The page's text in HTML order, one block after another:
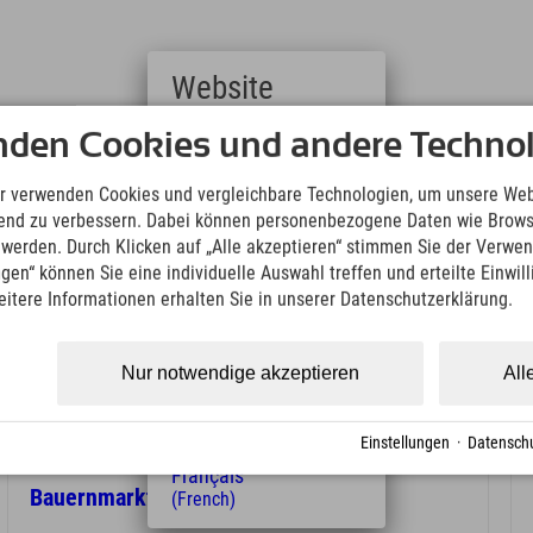
19.08.2026 16:00 bis 19:00 Uhr
Bad Kleinkirchheim
Bauernmarkt Bad Kleinkirchheim
Cookies und andere
verwenden Cookies und vergleichbare Technologien, um unsere
zu verbessern. Dabei können personenbezogene Daten wie
Durch Klicken auf „Alle akzeptieren“ stimmen Sie der
können Sie eine individuelle Auswahl treffen und erteilte
Informationen erhalten Sie in unserer Datenschutzerklärung.
Nur notwendige akzeptieren
Einstellungen ·
Website
Deutsch
(German)
English
(English)
Italiano
(Italian)
Čeština
(Czech)
Magyar
Nederlands
Français
(French)